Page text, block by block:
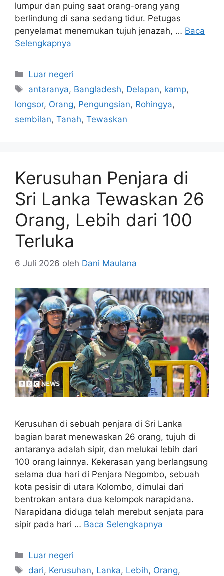
lumpur dan puing saat orang-orang yang
berlindung di sana sedang tidur. Petugas
penyelamat menemukan tujuh jenazah, … Baca
Selengkapnya
Kategori
Luar negeri
Tag
antaranya, Bangladesh, Delapan, kamp,
longsor, Orang, Pengungsian, Rohingya,
sembilan, Tanah, Tewaskan
Kerusuhan Penjara di
Sri Lanka Tewaskan 26
Orang, Lebih dari 100
Terluka
6 Juli 2026 oleh Dani Maulana
Kerusuhan di sebuah penjara di Sri Lanka
bagian barat menewaskan 26 orang, tujuh di
antaranya adalah sipir, dan melukai lebih dari
100 orang lainnya. Kekerasan yang berlangsung
selama dua hari di Penjara Negombo, sebuah
kota pesisir di utara Kolombo, dimulai dari
bentrokan antara dua kelompok narapidana.
Narapidana diduga telah merebut senjata para
sipir pada hari … Baca Selengkapnya
Kategori
Luar negeri
Tag
dari, Kerusuhan, Lanka, Lebih, Orang,